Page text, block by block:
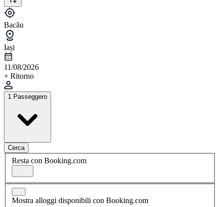
Bacău
Iași
11/08/2026
+ Ritorno
1 Passeggero
Cerca
Resta con Booking.com
Mostra alloggi disponibili con Booking.com